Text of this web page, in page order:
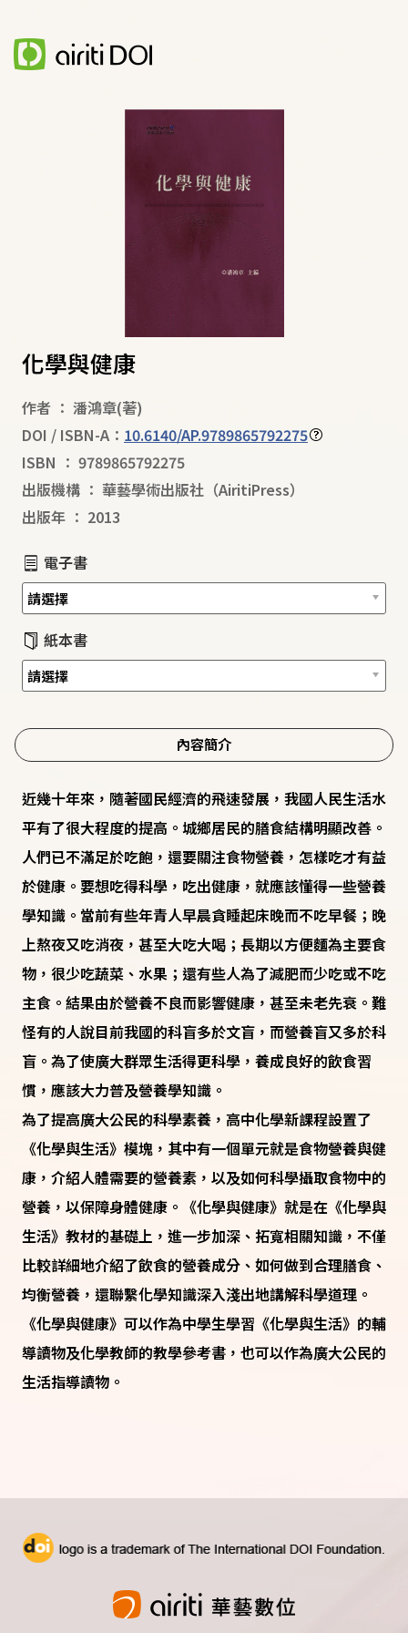
化學與健康
作者 ： 潘鴻章(著)
DOI / ISBN-A： 10.6140/AP.9789865792275
ISBN ： 9789865792275
出版機構 ： 華藝學術出版社（AiritiPress）
出版年 ： 2013
電子書
紙本書
內容簡介
近幾十年來，隨著國民經濟的飛速發展，我國人民生活水
平有了很大程度的提高。城鄉居民的膳食結構明顯改善。
人們已不滿足於吃飽，還要關注食物營養，怎樣吃才有益
於健康。要想吃得科學，吃出健康，就應該懂得一些營養
學知識。當前有些年青人早晨貪睡起床晚而不吃早餐；晚
上熬夜又吃消夜，甚至大吃大喝；長期以方便麵為主要食
物，很少吃蔬菜、水果；還有些人為了減肥而少吃或不吃
主食。結果由於營養不良而影響健康，甚至未老先衰。難
怪有的人說目前我國的科盲多於文盲，而營養盲又多於科
盲。為了使廣大群眾生活得更科學，養成良好的飲食習
慣，應該大力普及營養學知識。
為了提高廣大公民的科學素養，高中化學新課程設置了
《化學與生活》模塊，其中有一個單元就是食物營養與健
康，介紹人體需要的營養素，以及如何科學攝取食物中的
營養，以保障身體健康。《化學與健康》就是在《化學與
生活》教材的基礎上，進一步加深、拓寬相關知識，不僅
比較詳細地介紹了飲食的營養成分、如何做到合理膳食、
均衡營養，還聯繫化學知識深入淺出地講解科學道理。
《化學與健康》可以作為中學生學習《化學與生活》的輔
導讀物及化學教師的教學參考書，也可以作為廣大公民的
生活指導讀物。